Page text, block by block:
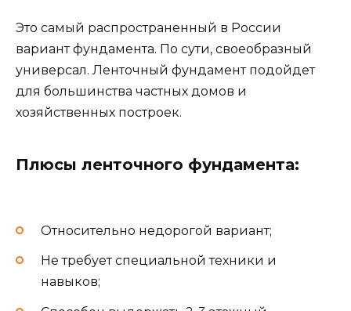
Это самый распространенный в России
вариант фундамента. По сути, своеобразный
универсал. Ленточный фундамент подойдет
для большинства частных домов и
хозяйственных построек.
Плюсы ленточного фундамента:
Относительно недорогой вариант;
Не требует специальной техники и
навыков;